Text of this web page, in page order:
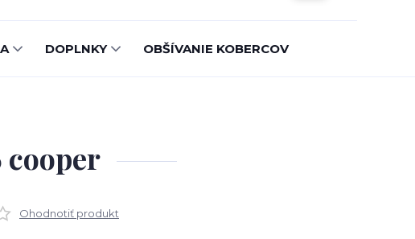
DOPLNKY OBŠÍVANIE KOBERCOV
cooper
Ohodnotiť produkt